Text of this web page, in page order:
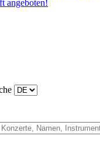
angeboten!